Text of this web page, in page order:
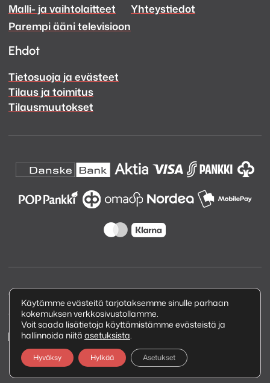
FacebookInstagram
Malli- ja vaihtolaitteet
Parempi ääni televisioon
Yhteystiedot
Ehdot
Tietosuoja ja evästeet
Tilaus ja toimitus
Tilausmuutokset
Copyright © 2026 Kuva ja Ääni Oy
Tietosuojaseloste
Käytämme evästeitä tarjotaksemme sinulle parhaan
kokemuksen verkkosivustollamme.
Voit saada lisätietoja käyttämistämme evästeistä ja
hallinnoida niitä asetuksista.
Hyväksy Hylkää Asetukset